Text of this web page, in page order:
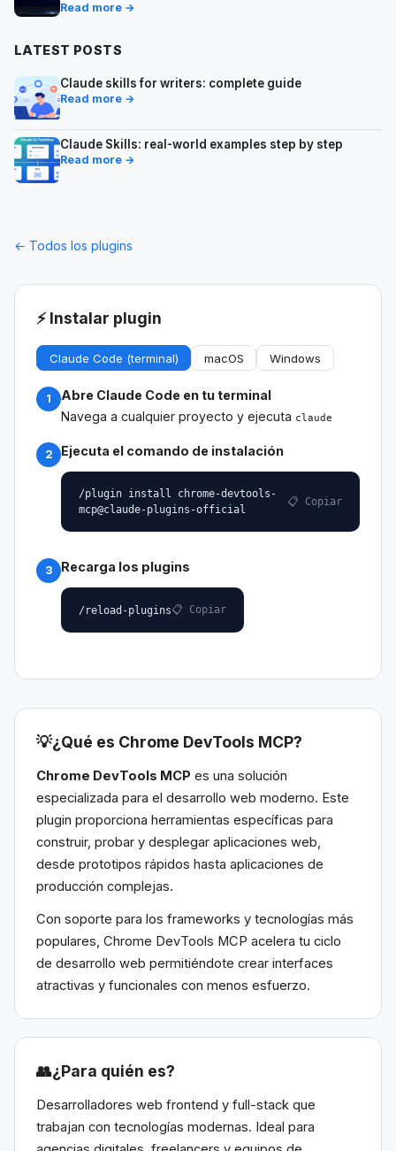
Read more →
LATEST POSTS
Claude skills for writers: complete guide
Read more →
Claude Skills: real-world examples step by step
Read more →
← Todos los plugins
⚡ Instalar plugin
Claude Code (terminal) macOS Windows
1
Abre Claude Code en tu terminal
Navega a cualquier proyecto y ejecuta claude
2 Ejecuta el comando de instalación
/plugin install chrome-devtools-
mcp@claude-plugins-official
📋 Copiar
3 Recarga los plugins
/reload-plugins📋 Copiar
💡¿Qué es Chrome DevTools MCP?
Chrome DevTools MCP es una solución
especializada para el desarrollo web moderno. Este
plugin proporciona herramientas específicas para
construir, probar y desplegar aplicaciones web,
desde prototipos rápidos hasta aplicaciones de
producción complejas.
Con soporte para los frameworks y tecnologías más
populares, Chrome DevTools MCP acelera tu ciclo
de desarrollo web permitiéndote crear interfaces
atractivas y funcionales con menos esfuerzo.
👥¿Para quién es?
Desarrolladores web frontend y full-stack que
trabajan con tecnologías modernas. Ideal para